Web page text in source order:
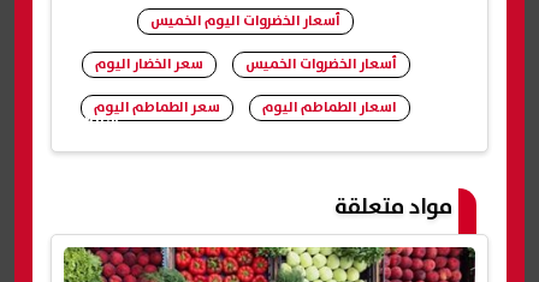
شارك
أسعار الخضروات اليوم الخميس
أسعار الخضروات الخميس
سعر الخضار اليوم
اسعار الطماطم اليوم
سعر الطماطم اليوم
مواد متعلقة